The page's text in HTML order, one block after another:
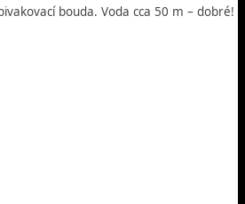
bouda. Voda cca 50 m – dobré!